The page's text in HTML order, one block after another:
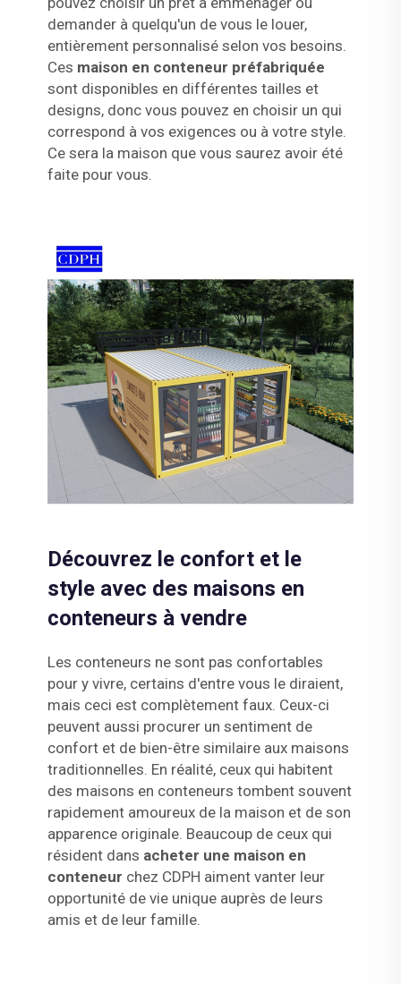
demander à quelqu'un de vous le louer,
entièrement personnalisé selon vos besoins.
Ces maison en conteneur préfabriquée
sont disponibles en différentes tailles et
designs, donc vous pouvez en choisir un qui
correspond à vos exigences ou à votre style.
Ce sera la maison que vous saurez avoir été
faite pour vous.
Découvrez le confort et le
style avec des maisons en
conteneurs à vendre
Les conteneurs ne sont pas confortables
pour y vivre, certains d'entre vous le diraient,
mais ceci est complètement faux. Ceux-ci
peuvent aussi procurer un sentiment de
confort et de bien-être similaire aux maisons
traditionnelles. En réalité, ceux qui habitent
des maisons en conteneurs tombent souvent
rapidement amoureux de la maison et de son
apparence originale. Beaucoup de ceux qui
résident dans acheter une maison en
conteneur chez CDPH aiment vanter leur
opportunité de vie unique auprès de leurs
amis et de leur famille.